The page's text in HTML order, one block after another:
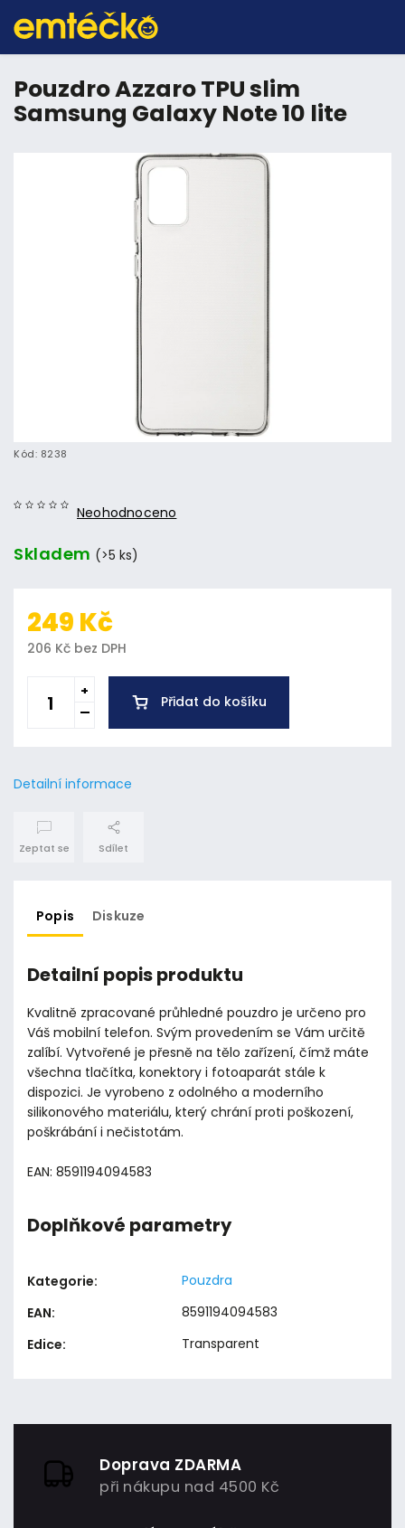
Pouzdro Azzaro TPU slim
Samsung Galaxy Note 10 lite
Kód: 8238
Neohodnoceno
Skladem (>5 ks)
249 Kč
206 Kč bez DPH
Přidat do košíku
Detailní informace
Zeptat se Sdílet
Popis Diskuze
Detailní popis produktu
Kvalitně zpracované průhledné pouzdro je určeno pro
Váš mobilní telefon. Svým provedením se Vám určitě
zalíbí. Vytvořené je přesně na tělo zařízení, čímž máte
všechna tlačítka, konektory i fotoaparát stále k
dispozici. Je vyrobeno z odolného a moderního
silikonového materiálu, který chrání proti poškození,
poškrábání i nečistotám.
EAN: 8591194094583
Doplňkové parametry
Kategorie:
Pouzdra
EAN:
8591194094583
Edice: Transparent
Doprava ZDARMA
při nákupu nad 4500 Kč